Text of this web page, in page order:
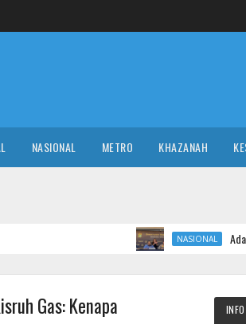
NASIONAL METRO KHAZANAH
NASIONAL Ada Pejabat Pakai
Gas: Kenapa